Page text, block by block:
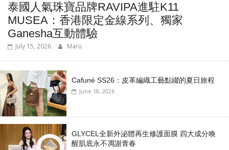
泰國人氣珠寶品牌RAVIPA進駐K11
MUSEA：香港限定金線系列、獨家
Ganesha互動體驗
July 15, 2026 Maru
Cafuné SS26：皮革編織工藝點綴的夏日旅程
June 18, 2026
GLYCEL全新外泌體再生修護面膜 四大成分喚
醒肌底永不凋謝青春